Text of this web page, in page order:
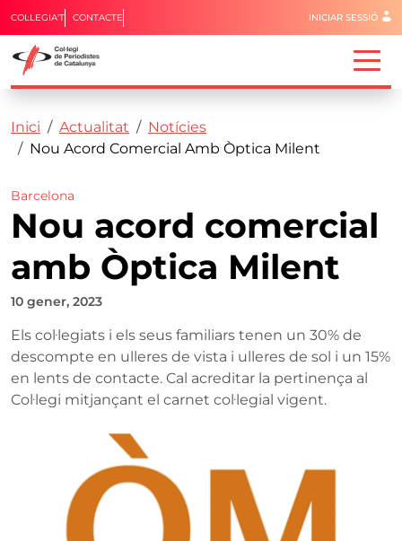
Vés al contingut
Capçalera
COL·LEGIA'T CONTACTE Menú del
INICIAR SESSIÓ
Fil d'ariadna
Inici Actualitat
Notícies
Nou Acord Comercial Amb Òptica Milent
Barcelona
Nou acord comercial
amb Òptica Milent
10 gener, 2023
Els col·legiats i els seus familiars tenen un 30% de
descompte en ulleres de vista i ulleres de sol i un 15%
en lents de contacte. Cal acreditar la pertinença al
Col·legi mitjançant el carnet col·legial vigent.